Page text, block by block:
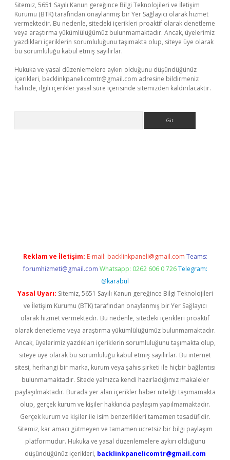
Sitemiz, 5651 Sayılı Kanun gereğince Bilgi Teknolojileri ve İletişim
Kurumu (BTK) tarafından onaylanmış bir Yer Sağlayıcı olarak hizmet
vermektedir. Bu nedenle, sitedeki içerikleri proaktif olarak denetleme
veya araştırma yükümlülüğümüz bulunmamaktadır. Ancak, üyelerimiz
yazdıkları içeriklerin sorumluluğunu taşımakta olup, siteye üye olarak
bu sorumluluğu kabul etmiş sayılırlar.
Hukuka ve yasal düzenlemelere aykırı olduğunu düşündüğünüz
içerikleri, backlinkpanelicomtr@gmail.com adresine bildirmeniz
halinde, ilgili içerikler yasal süre içerisinde sitemizden kaldırılacaktır.
Reklam ve İletişim: E-mail: backlinkpaneli@gmail.com Teams:
forumhizmeti@gmail.com Whatsapp: 0262 606 0 726 Telegram:
@karabul
Yasal Uyarı: Sitemiz, 5651 Sayılı Kanun gereğince Bilgi Teknolojileri
ve İletişim Kurumu (BTK) tarafından onaylanmış bir Yer Sağlayıcı
olarak hizmet vermektedir. Bu nedenle, sitedeki içerikleri proaktif
olarak denetleme veya araştırma yükümlülüğümüz bulunmamaktadır.
Ancak, üyelerimiz yazdıkları içeriklerin sorumluluğunu taşımakta olup,
siteye üye olarak bu sorumluluğu kabul etmiş sayılırlar. Bu internet
sitesi, herhangi bir marka, kurum veya şahıs şirketi ile hiçbir bağlantısı
bulunmamaktadır. Sitede yalnızca kendi hazırladığımız makaleler
paylaşılmaktadır. Burada yer alan içerikler haber niteliği taşımamakta
olup, gerçek kurum ve kişiler hakkında paylaşım yapılmamaktadır.
Gerçek kurum ve kişiler ile isim benzerlikleri tamamen tesadüfidir.
Sitemiz, kar amacı gütmeyen ve tamamen ücretsiz bir bilgi paylaşım
platformudur. Hukuka ve yasal düzenlemelere aykırı olduğunu
düşündüğünüz içerikleri, backlinkpanelicomtr@gmail.com